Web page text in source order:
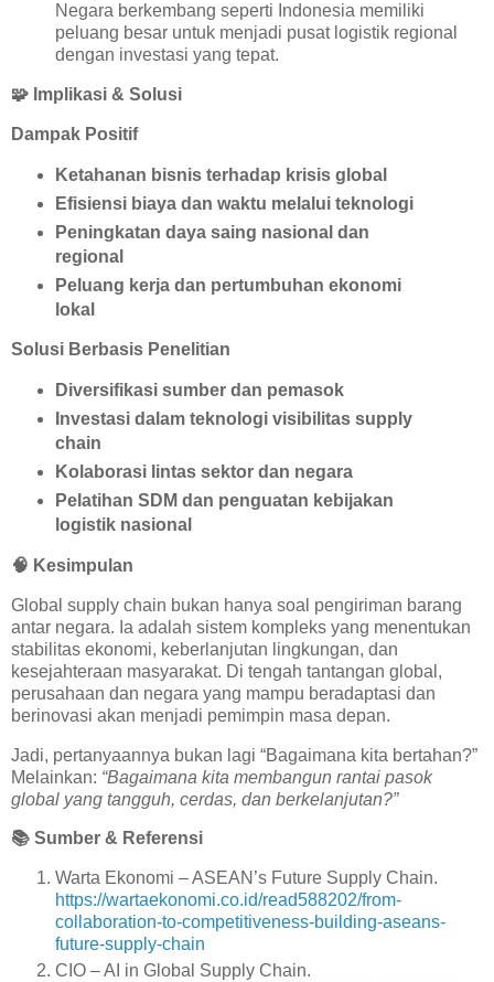
Negara berkembang seperti Indonesia memiliki
peluang besar untuk menjadi pusat logistik regional
dengan investasi yang tepat.
🧩 Implikasi & Solusi
Dampak Positif
Ketahanan bisnis terhadap krisis global
Efisiensi biaya dan waktu melalui teknologi
Peningkatan daya saing nasional dan
regional
Peluang kerja dan pertumbuhan ekonomi
lokal
Solusi Berbasis Penelitian
Diversifikasi sumber dan pemasok
Investasi dalam teknologi visibilitas supply
chain
Kolaborasi lintas sektor dan negara
Pelatihan SDM dan penguatan kebijakan
logistik nasional
🧠 Kesimpulan
Global supply chain bukan hanya soal pengiriman barang
antar negara. Ia adalah sistem kompleks yang menentukan
stabilitas ekonomi, keberlanjutan lingkungan, dan
kesejahteraan masyarakat. Di tengah tantangan global,
perusahaan dan negara yang mampu beradaptasi dan
berinovasi akan menjadi pemimpin masa depan.
Jadi, pertanyaannya bukan lagi “Bagaimana kita bertahan?”
Melainkan: “Bagaimana kita membangun rantai pasok
global yang tangguh, cerdas, dan berkelanjutan?”
📚 Sumber & Referensi
Warta Ekonomi – ASEAN’s Future Supply Chain.
https://wartaekonomi.co.id/read588202/from-
collaboration-to-competitiveness-building-aseans-
future-supply-chain
CIO – AI in Global Supply Chain.